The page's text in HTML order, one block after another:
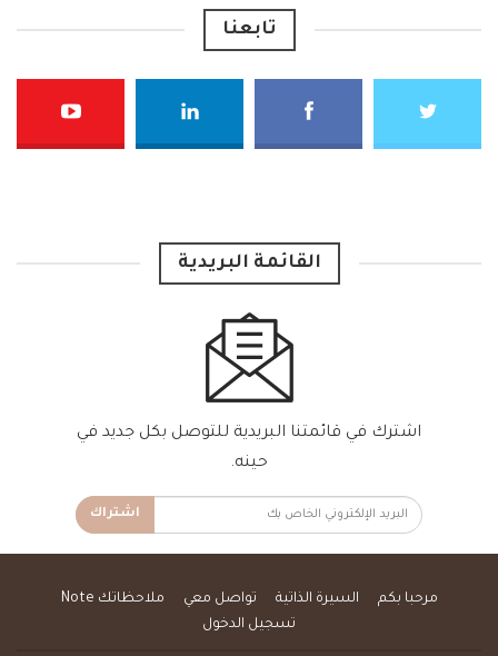
تابعنا
القائمة البريدية
اشترك في قائمتنا البريدية للتوصل بكل جديد في
حينه.
اشتراك
مرحبا بكم السيرة الذاتية تواصل معي
ملاحظاتك Note
تسجيل الدخول